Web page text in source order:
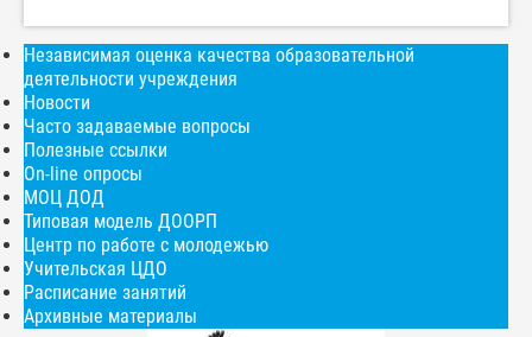
Независимая оценка качества образовательной
деятельности учреждения
Новости
Часто задаваемые вопросы
Полезные ссылки
On-line опросы
МОЦ ДОД
Типовая модель ДООРП
Центр по работе с молодежью
Учительская ЦДО
Расписание занятий
Архивные материалы